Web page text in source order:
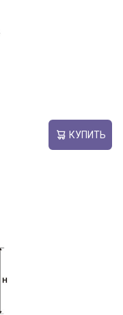
КУПИТЬ